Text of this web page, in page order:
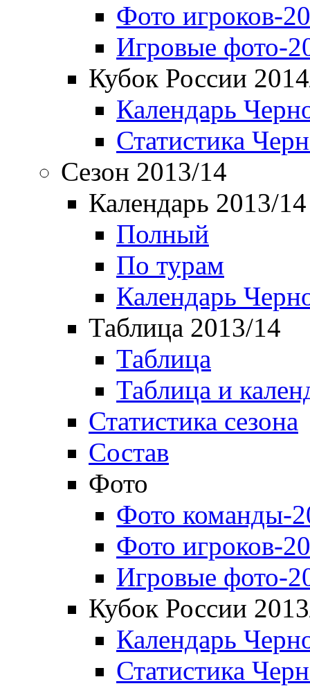
Фото игроков-
Игровые фото-
Кубок России
Календарь
Статистика
Сезон 2013/14
Календарь 2013/14
Полный
По турам
Календарь
Таблица 2013/14
Таблица
Таблица и
Статистика сезона
Состав
Фото
Фото команды-
Фото игроков-
Игровые фото-
Кубок России
Календарь
Статистика